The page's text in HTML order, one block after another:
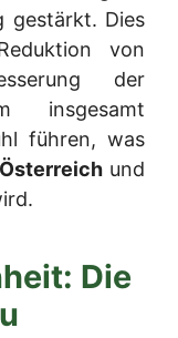
gestärkt. Dies
von
der
insgesamt
führen, was
Österreich und
Die